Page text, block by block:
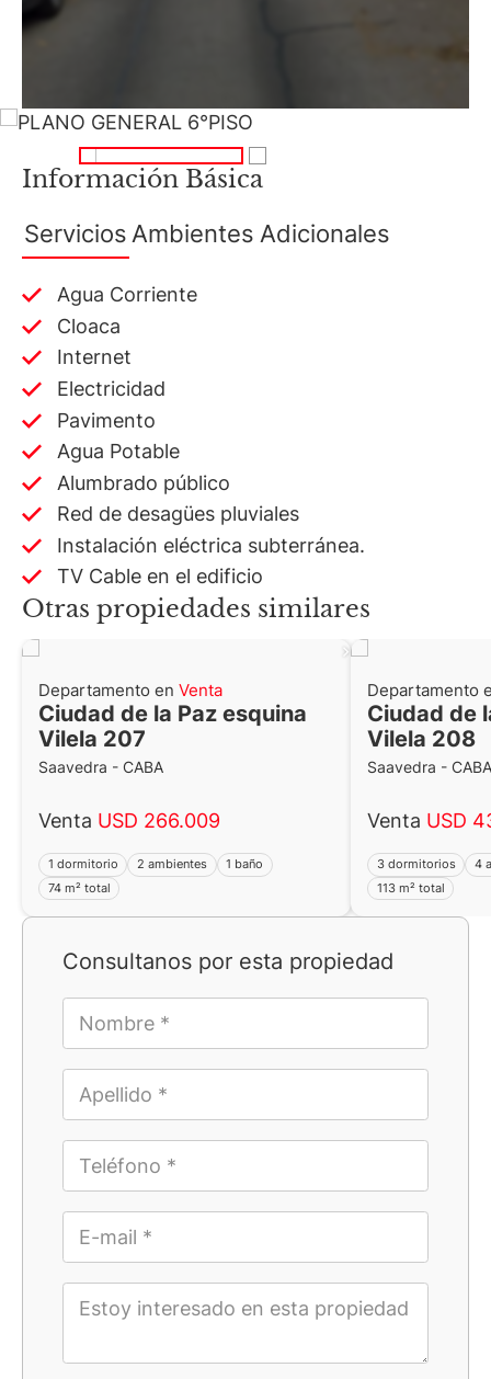
Consultanos por esta propiedad
Información Básica
Servicios Ambientes Adicionales
Agua Corriente
Cloaca
Internet
Electricidad
Pavimento
Agua Potable
Alumbrado público
Red de desagües pluviales
Instalación eléctrica subterránea.
TV Cable en el edificio
Otras propiedades similares
Departamento en Venta
Ciudad de la Paz esquina
Vilela 207
Saavedra - CABA
Venta USD 266.009
1 dormitorio 2 ambientes
1 baño
74 m² total
Departamento
Ciudad de
Vilela 208
Saavedra - CABA
Venta USD
3 dormitorios
4
113 m² total